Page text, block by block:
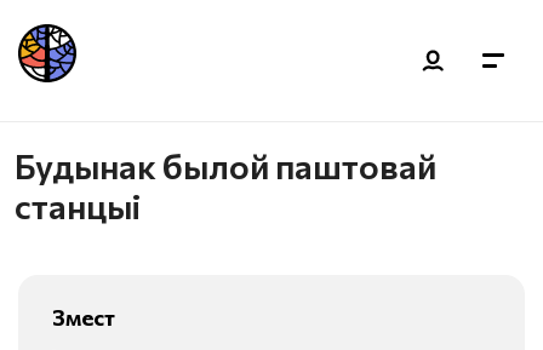
Будынак былой паштовай
станцыі
Змест